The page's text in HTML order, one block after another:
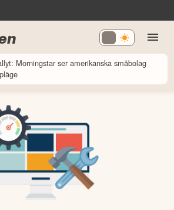
Morningstar ser amerikanska småbolag